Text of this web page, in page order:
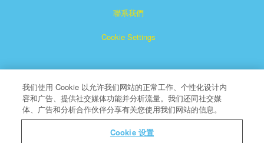
聯系我們
Cookie Settings
版權所有
我们使用 Cookie 以允许我们网站的正常工作、个性化设计内
容和广告、提供社交媒体功能并分析流量。我们还同社交媒
体、广告和分析合作伙伴分享有关您使用我们网站的信息。
Cookie 设置